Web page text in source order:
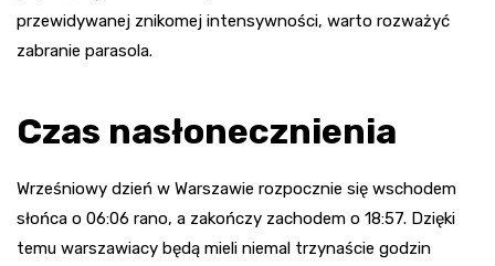
przewidywanej znikomej intensywności, warto rozważyć
zabranie parasola.
Czas nasłonecznienia
Wrześniowy dzień w Warszawie rozpocznie się wschodem
słońca o 06:06 rano, a zakończy zachodem o 18:57. Dzięki
temu warszawiacy będą mieli niemal trzynaście godzin